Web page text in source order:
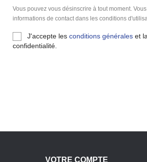
Vous pouvez vous désinscrire à tout moment.
informations de contact dans les conditions
J'accepte lesconditions générales et
confidentialité.
VOTRE COMPTE